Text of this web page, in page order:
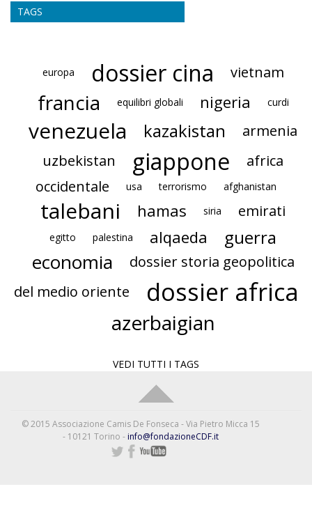
TAGS
europa dossier cina vietnam
francia equilibri globali nigeria curdi
venezuela kazakistan
armenia
uzbekistan
giappone
africa
occidentale
usa terrorismo afghanistan
talebani hamas siria emirati
egitto palestina alqaeda guerra
economia
dossier storia geopolitica
del medio oriente
dossier africa
azerbaigian
VEDI TUTTI I TAGS
© 2015 Associazione Camis De Fonseca - Via Pietro Micca 15
- 10121 Torino - info@fondazioneCDF.it